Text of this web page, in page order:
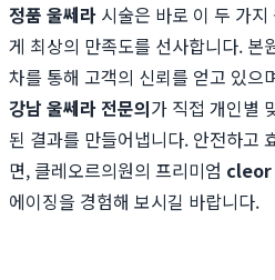
정품 울쎄라 시술은 바로 이 두 가
게 최상의 만족도를 선사합니다. 본
차를 통해 고객의 신뢰를 얻고 있으
강남 울쎄라 전문의가 직접 개인별
된 결과를 만들어냅니다. 안전하고
면, 클레오르의원의 프리미엄 cleor
에이징을 경험해 보시길 바랍니다.